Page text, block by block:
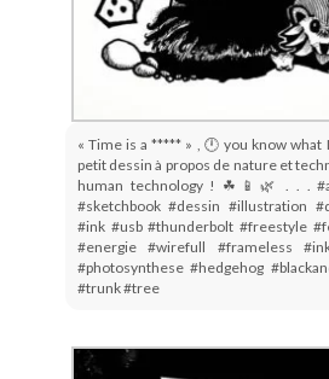
« Time is a ***** » , 🕛 you know what
petit dessin à propos de nature et
human technology ! ☘📱🌿 . . .
#sketchbook #dessin #illustration
#ink #usb #thunderbolt #freestyle
#energie #wirefull #frameless
#photosynthese #hedgehog
#trunk #tree